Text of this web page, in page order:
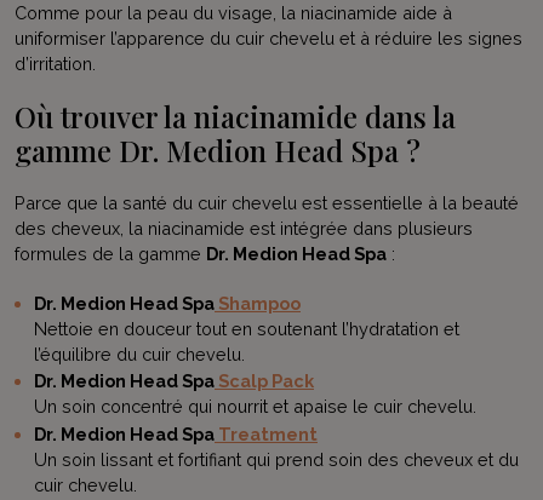
Comme pour la peau du visage, la niacinamide aide à
uniformiser l’apparence du cuir chevelu et à réduire les signes
d’irritation.
Où trouver la niacinamide dans la
gamme Dr. Medion Head Spa ?
Parce que la santé du cuir chevelu est essentielle à la beauté
des cheveux, la niacinamide est intégrée dans plusieurs
formules de la gamme Dr. Medion Head Spa :
Dr. Medion Head Spa Shampoo
Nettoie en douceur tout en soutenant l’hydratation et
l’équilibre du cuir chevelu.
Dr. Medion Head Spa Scalp Pack
Un soin concentré qui nourrit et apaise le cuir chevelu.
Dr. Medion Head Spa Treatment
Un soin lissant et fortifiant qui prend soin des cheveux et du
cuir chevelu.
bénéficiez de 5 € de réduction sur votre
première commande.
Adresse
e-
mail
Autorisation
*
J'accepte le traitement de mes données personnelles comme
décrit dans ladéclaration de confidentialité . *